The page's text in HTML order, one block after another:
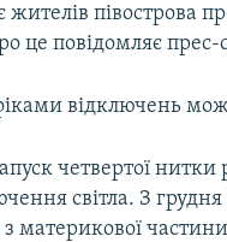
півострова
це повідомляє
відключень
четвертої нитки
світла. З
з материкової